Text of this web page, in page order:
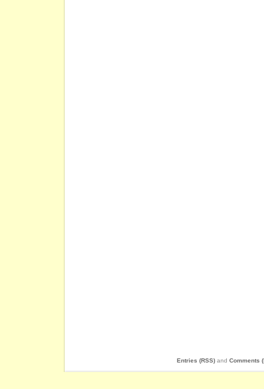
Entries (RSS) and Comments